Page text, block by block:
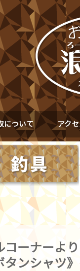
について アク
ーナーよ
タンシャツ